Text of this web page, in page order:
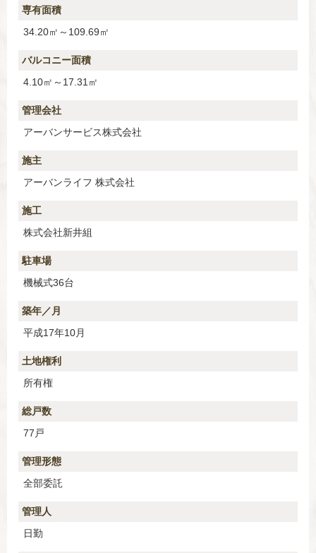
専有面積
34.20㎡～109.69㎡
バルコニー面積
4.10㎡～17.31㎡
管理会社
アーバンサービス株式会社
施主
アーバンライフ 株式会社
施工
株式会社新井組
駐車場
機械式36台
築年／月
平成17年10月
土地権利
所有権
総戸数
77戸
管理形態
全部委託
管理人
日勤